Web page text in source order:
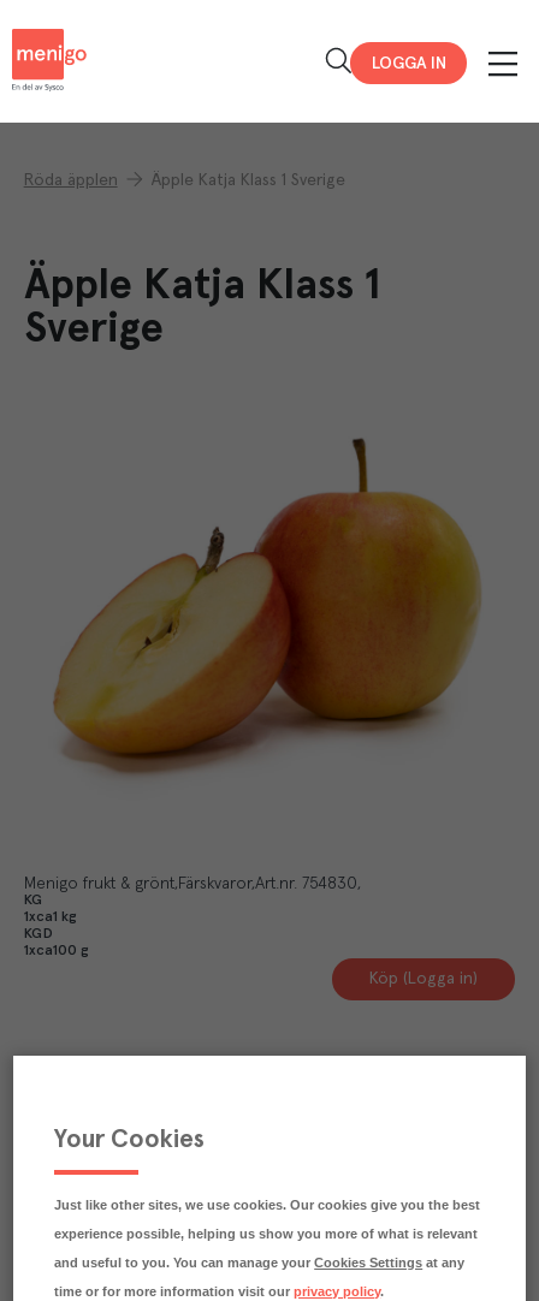
LOGGA IN
Röda äpplen Äpple Katja Klass 1 Sverige
Äpple Katja Klass 1
Sverige
Menigo frukt & grönt Färskvaror Art.nr. 754830
KG
1xca1 kg
KGD
1xca100 g
Köp (Logga in)
Näringsdeklaration
Your Cookies
Just like other sites, we use cookies. Our cookies give you the best
experience possible, helping us show you more of what is relevant
and useful to you. You can manage yourCookies Settings at any
time or for more information visit ourprivacy policy.